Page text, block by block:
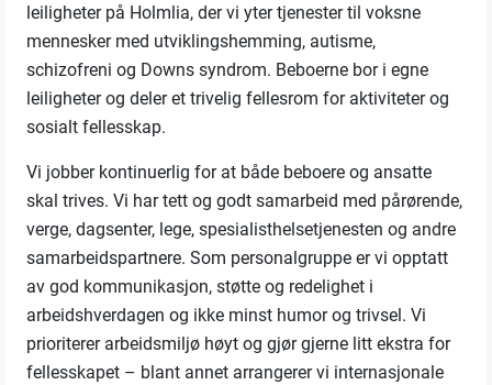
leiligheter på Holmlia, der vi yter tjenester til voksne
mennesker med utviklingshemming, autisme,
schizofreni og Downs syndrom. Beboerne bor i egne
leiligheter og deler et trivelig fellesrom for aktiviteter og
sosialt fellesskap.
Vi jobber kontinuerlig for at både beboere og ansatte
skal trives. Vi har tett og godt samarbeid med pårørende,
verge, dagsenter, lege, spesialisthelsetjenesten og andre
samarbeidspartnere. Som personalgruppe er vi opptatt
av god kommunikasjon, støtte og redelighet i
arbeidshverdagen og ikke minst humor og trivsel. Vi
prioriterer arbeidsmiljø høyt og gjør gjerne litt ekstra for
fellesskapet – blant annet arrangerer vi internasjonale